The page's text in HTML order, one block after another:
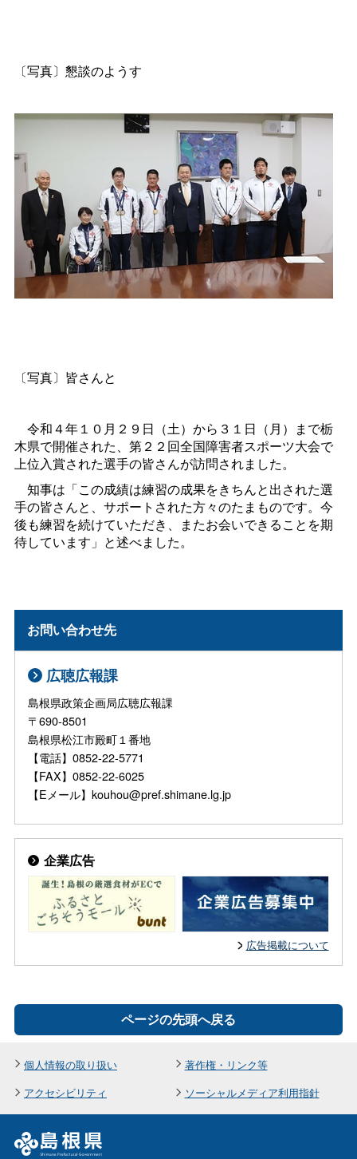
〔写真〕懇談のようす
〔写真〕皆さんと
令和４年１０月２９日（土）から３１日（月）まで栃
木県で開催された、第２２回全国障害者スポーツ大会で
上位入賞された選手の皆さんが訪問されました。
知事は「この成績は練習の成果をきちんと出された選
手の皆さんと、サポートされた方々のたまものです。今
後も練習を続けていただき、またお会いできることを期
待しています」と述べました。
お問い合わせ先
広聴広報課
島根県政策企画局広聴広報課
〒690-8501
島根県松江市殿町１番地
【電話】0852-22-5771
【FAX】0852-22-6025
【Eメール】kouhou@pref.shimane.lg.jp
企業広告
広告掲載について
ページの先頭へ戻る
個人情報の取り扱い
著作権・リンク等
アクセシビリティ
ソーシャルメディア利用指針